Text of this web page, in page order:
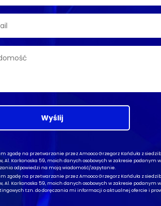
Wyślij
zgodę na przetwarzanie przez Amooco Grzegorz Kańduła z
Al. Karkonoska 59, moich danych osobowych w zakresie
odpowiedzi na moją wiadomość/zapytanie.
zgodę na przetwarzanie przez Amooco Grzegorz Kańduła z
Al. Karkonoska 59, moich danych osobowych w zakresie
tzn. do doręczania mi informacji o aktualnej ofercie i